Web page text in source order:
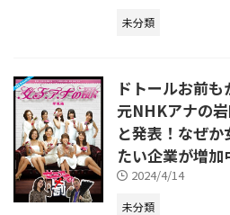
未分類
ドトールお前
元NHKアナの
と発表！なぜ
たい企業が増加
2024/4/14
未分類